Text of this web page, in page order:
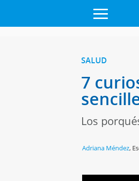
SALUD
7
Los
Adriana Méndez,